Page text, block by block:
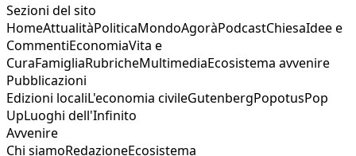
Sezioni del sito
HomeAttualitàPoliticaMondoAgoràPodcastChiesaIdee e
CommentiEconomiaVita e
CuraFamigliaRubricheMultimediaEcosistema avvenire
Pubblicazioni
Edizioni localiL'economia civileGutenbergPopotusPop
UpLuoghi dell'Infinito
Avvenire
Chi siamoRedazioneEcosistema